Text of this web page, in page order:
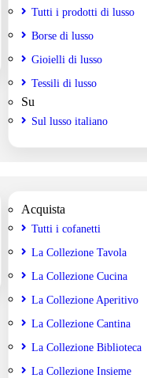
Tutti i prodotti di lusso
Borse di lusso
Gioielli di lusso
Tessili di lusso
Su
Sul lusso italiano
Acquista
Tutti i cofanetti
La Collezione Tavola
La Collezione Cucina
La Collezione Aperitivo
La Collezione Cantina
La Collezione Biblioteca
La Collezione Insieme